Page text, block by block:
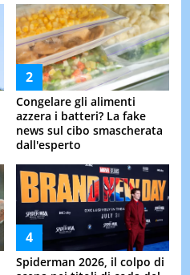
Congelare gli alimenti
azzera i batteri? La fake
news sul cibo smascherata
dall'esperto
Spiderman 2026, il colpo di